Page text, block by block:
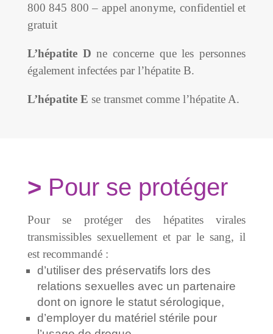
800 845 800 – appel anonyme, confidentiel et
gratuit
L’hépatite Dne concerne que les personnes
également infectées par l’hépatite B.
L’hépatite E se transmet comme l’hépatite A.
Pour se protéger
Pour se protéger des hépatites virales
transmissibles sexuellement et par le sang, il
est recommandé :
d’utiliser des préservatifs lors des
relations sexuelles avec un partenaire
dont on ignore le statut sérologique,
d’employer du matériel stérile pour